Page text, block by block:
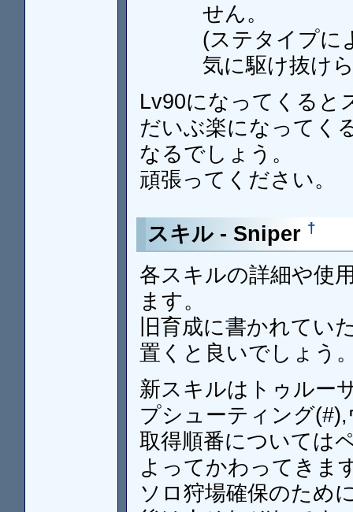
せん。
(ステタイプに
気に駆け抜け
Lv90になってくると
だいぶ楽になってく
なるでしょう。
頑張ってください。
スキル - Sniper †
各スキルの詳細や使
ます。
旧育成に書かれてい
置くと良いでしょう
新スキルはトゥルー
プシューティング
取得順番については
よってかわってきま
ソロ狩場確保のため